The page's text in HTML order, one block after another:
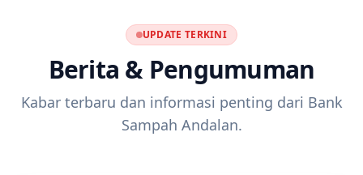
UPDATE TERKINI
Berita & Pengumuman
Kabar terbaru dan informasi penting dari Bank
Sampah Andalan.